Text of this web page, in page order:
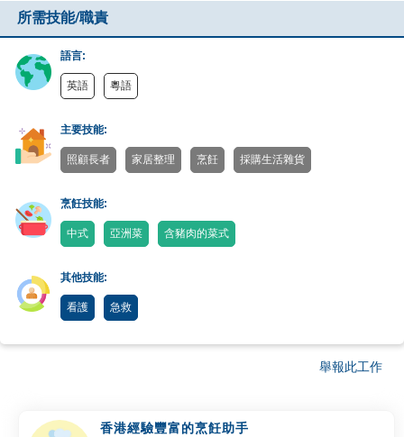
所需技能/職責
語言:
英語 粵語
主要技能:
照顧長者 家居整理 烹飪 採購生活雜貨
烹飪技能:
中式 亞洲菜 含豬肉的菜式
其他技能:
看護 急救
舉報此工作
香港經驗豐富的烹飪助手